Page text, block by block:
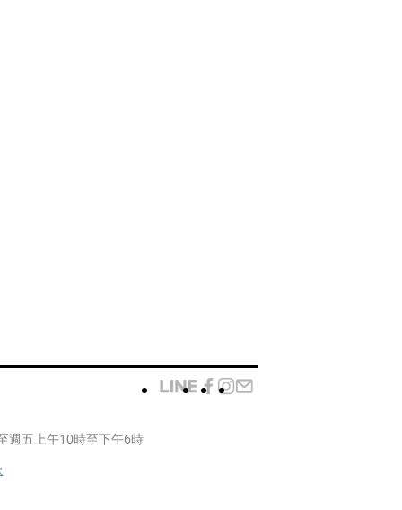
週五上午10時至下午6時